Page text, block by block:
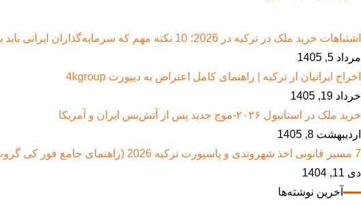
اشتباهات خرید ملک در ترکیه در 2026؛ 10 نکته مهم که سرمایه‌گذاران ایرانی باید بدانند
مرداد 5, 1405
اخراج ایرانیان از ترکیه | راهنمای کامل اعتراض به دیپورت 4kgroup
خرداد 19, 1405
خرید ملک در استانبول ۲۰۲۶-موج جدید پس از آتش‌بس ایران و آمریکا
اردیبهشت 8, 1405
7 مسیر قانونی اخذ شهروندی و پاسپورت ترکیه 2026 (راهنمای جامع فور کی گروپ)
دی 11, 1404
آخرین نوشته‌ها